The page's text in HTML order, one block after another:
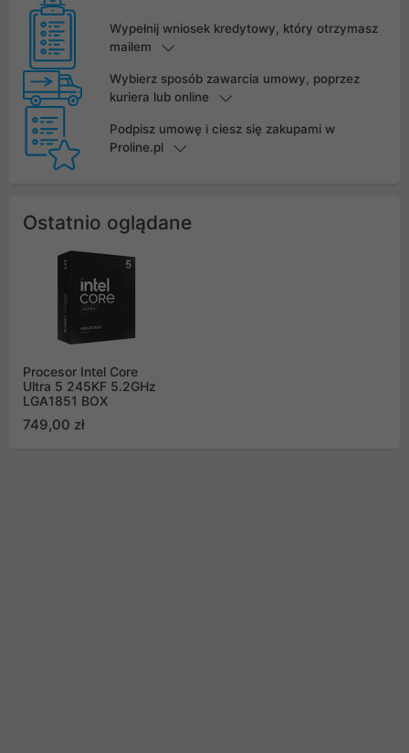
Wypełnij wniosek kredytowy, który otrzymasz
mailem
Wybierz sposób zawarcia umowy, poprzez
kuriera lub online
Podpisz umowę i ciesz się zakupami w
Proline.pl
Ostatnio oglądane
Procesor Intel Core
Ultra 5 245KF 5.2GHz
LGA1851 BOX
749,00 zł